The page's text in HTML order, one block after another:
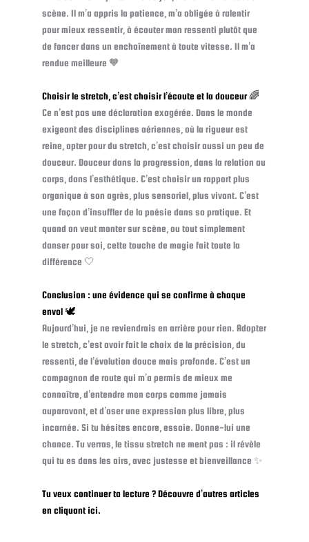
scène. Il m’a appris la patience, m’a obligée à ralentir
pour mieux ressentir, à écouter mon ressenti plutôt que
de foncer dans un enchaînement à toute vitesse. Il m’a
rendue meilleure 🧡
Choisir le stretch, c’est choisir l’écoute et la douceur 🌈
Ce n’est pas une déclaration exagérée. Dans le monde
exigeant des disciplines aériennes, où la rigueur est
reine, opter pour du stretch, c’est choisir aussi un peu de
douceur. Douceur dans la progression, dans la relation au
corps, dans l’esthétique. C’est choisir un rapport plus
organique à son agrès, plus sensoriel, plus vivant. C’est
une façon d’insuffler de la poésie dans sa pratique. Et
quand on veut monter sur scène, ou tout simplement
danser pour soi, cette touche de magie fait toute la
différence 🤍
Conclusion : une évidence qui se confirme à chaque
envol 🕊️
Aujourd’hui, je ne reviendrais en arrière pour rien. Adopter
le stretch, c’est avoir fait le choix de la précision, du
ressenti, de l’évolution douce mais profonde. C’est un
compagnon de route qui m’a permis de mieux me
connaître, d’entendre mon corps comme jamais
auparavant, et d’oser une expression plus libre, plus
incarnée. Si tu hésites encore, essaie. Donne-lui une
chance. Tu verras, le tissu stretch ne ment pas : il révèle
qui tu es dans les airs, avec justesse et bienveillance ✨
Tu veux continuer ta lecture ? Découvre d’autres articles
en cliquant ici.